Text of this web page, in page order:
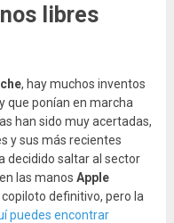
libres
, hay muchos inventos
que ponían en marcha
han sido muy acertadas,
y sus más recientes
decidido saltar al sector
las manos Apple
definitivo, pero la
puedes encontrar